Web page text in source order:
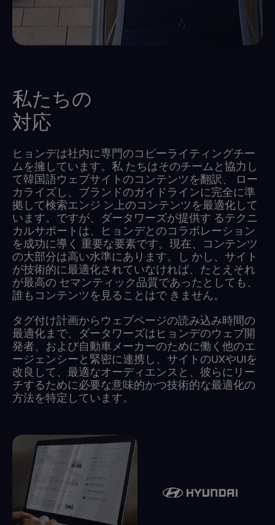
私たちの
対応
ヒョンデは社内に専門のコピーライティングチー
ムを擁しています。私 たちはそのチームと協力し
て韓国語ウェブサイトのコンテンツを翻訳、 ロー
カライズし、ブランドのガイドラインに完全に準
拠して検索エンジ ン上のコンテンツを最適化して
います。ですが、ダータワーズが提供す るテクニ
カルサポートは、ヒョンデとのコラボレーション
を成功に導く 重要な要素です。現在、コンテンツ
の大部分は高い水準にあります。し かし、サイト
が技術的に最適化されていなければ、たとえそれ
が最高の セマンティック品質であったとしても、
誰もコンテンツを見ることはで きません。
タグ付け計画からウェブページの読み込み時間の
最適化まで、ダータワーズはヒョンデのウェブ開
発者、および自動車メーカーのために働く他のエ
ージェンシーと緊密に連携し、サイトのUXやUIを
改良して、最適なオーディエンスと、彼らにリー
チするために必要な意味的かつ技術的な最適化の
方法を特定しています。